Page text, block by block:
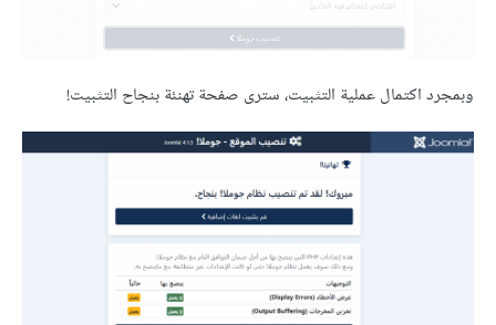
وبمجرد اكتمال عملية التثبيت، سترى صفحة تهنئة بنجاح التثبيت!